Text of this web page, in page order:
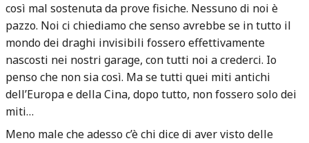
così mal sostenuta da prove fisiche. Nessuno di noi è
pazzo. Noi ci chiediamo che senso avrebbe se in tutto il
mondo dei draghi invisibili fossero effettivamente
nascosti nei nostri garage, con tutti noi a crederci. Io
penso che non sia così. Ma se tutti quei miti antichi
dell’Europa e della Cina, dopo tutto, non fossero solo dei
miti…
Meno male che adesso c’è chi dice di aver visto delle